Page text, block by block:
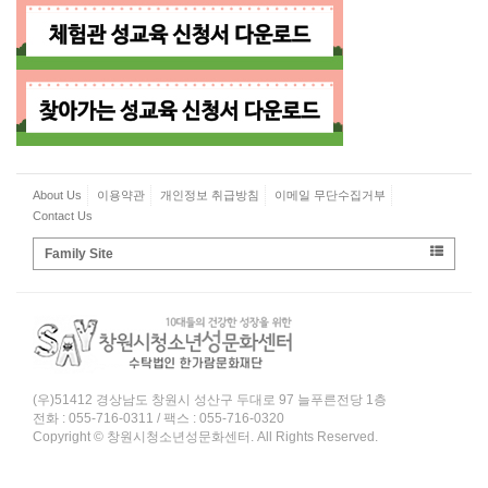
About Us 이용약관 개인정보 취급방침
이메일 무단수집거부
Contact Us
Family Site
(우)51412 경상남도 창원시 성산구 두대로 97 늘푸른전당 1층
전화 : 055-716-0311 / 팩스 : 055-716-0320
Copyright © 창원시청소년성문화센터. All Rights Reserved.